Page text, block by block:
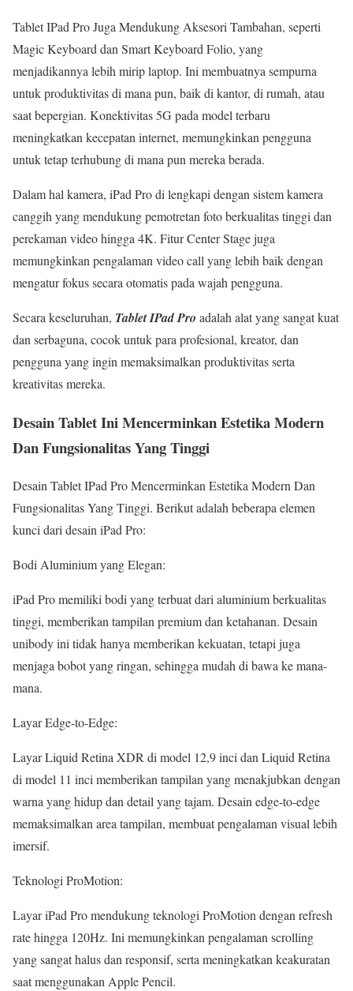
Tablet IPad ProJuga Mendukung Aksesori Tambahan, seperti
Magic Keyboard dan Smart Keyboard Folio, yang
menjadikannya lebih mirip laptop. Ini membuatnya sempurna
untuk produktivitas di mana pun, baik di kantor, di rumah, atau
saat bepergian. Konektivitas 5G pada model terbaru
meningkatkan kecepatan internet, memungkinkan pengguna
untuk tetap terhubung di mana pun mereka berada.
Dalam hal kamera, iPad Pro di lengkapi dengan sistem kamera
canggih yang mendukung pemotretan foto berkualitas tinggi dan
perekaman video hingga 4K. Fitur Center Stage juga
memungkinkan pengalaman video call yang lebih baik dengan
mengatur fokus secara otomatis pada wajah pengguna.
Secara keseluruhan, Tablet IPad Pro adalah alat yang sangat kuat
dan serbaguna, cocok untuk para profesional, kreator, dan
pengguna yang ingin memaksimalkan produktivitas serta
kreativitas mereka.
Desain Tablet Ini Mencerminkan Estetika Modern
Dan Fungsionalitas Yang Tinggi
Desain Tablet IPad Pro Mencerminkan Estetika Modern Dan
Fungsionalitas Yang Tinggi. Berikut adalah beberapa elemen
kunci dari desain iPad Pro:
Bodi Aluminium yang Elegan:
iPad Pro memiliki bodi yang terbuat dari aluminium berkualitas
tinggi, memberikan tampilan premium dan ketahanan. Desain
unibody ini tidak hanya memberikan kekuatan, tetapi juga
menjaga bobot yang ringan, sehingga mudah di bawa ke mana-
mana.
Layar Edge-to-Edge:
Layar Liquid Retina XDR di model 12,9 inci dan Liquid Retina
di model 11 inci memberikan tampilan yang menakjubkan dengan
warna yang hidup dan detail yang tajam. Desain edge-to-edge
memaksimalkan area tampilan, membuat pengalaman visual lebih
imersif.
Teknologi ProMotion:
Layar iPad Pro mendukung teknologi ProMotion dengan refresh
rate hingga 120Hz. Ini memungkinkan pengalaman scrolling
yang sangat halus dan responsif, serta meningkatkan keakuratan
saat menggunakan Apple Pencil.